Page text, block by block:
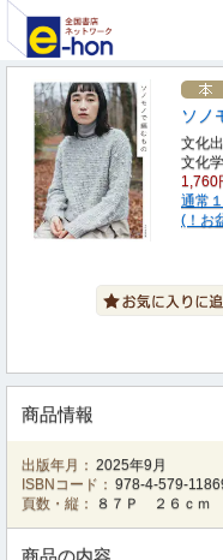
ソノ
文化
文化
1,760
通常
(！お
商品情報
出版年月： 2025年9月
ISBNコード： 978-4-579-
頁数・縦：
８７Ｐ ２６ｃｍ
商品の内容